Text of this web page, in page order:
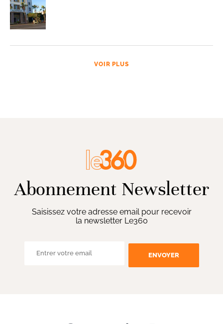
VOIR PLUS
Abonnement Newsletter
Saisissez votre adresse email pour recevoir
la newsletter Le360
ENVOYER